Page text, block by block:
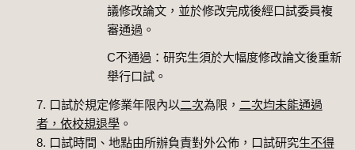
議修改論文，並於修改完成後經口試委員複
審通過。
C不通過：研究生須於大幅度修改論文後重新
舉行口試。
口試於規定修業年限內以二次為限， 二次均未能通過
者，依校規退學。
口試時間、地點由所辦負責對外公佈，口試研究生不得